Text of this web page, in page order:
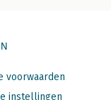
voorwaarden
instellingen